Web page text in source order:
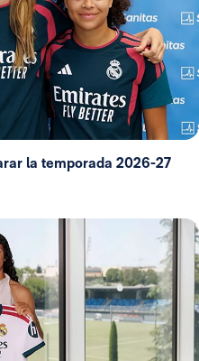
la temporada 2026-27